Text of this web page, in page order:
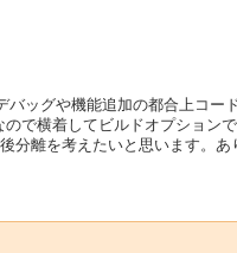
ッグや機能追加の都合上コー
で横着してビルドオプション
分離を考えたいと思います。あ